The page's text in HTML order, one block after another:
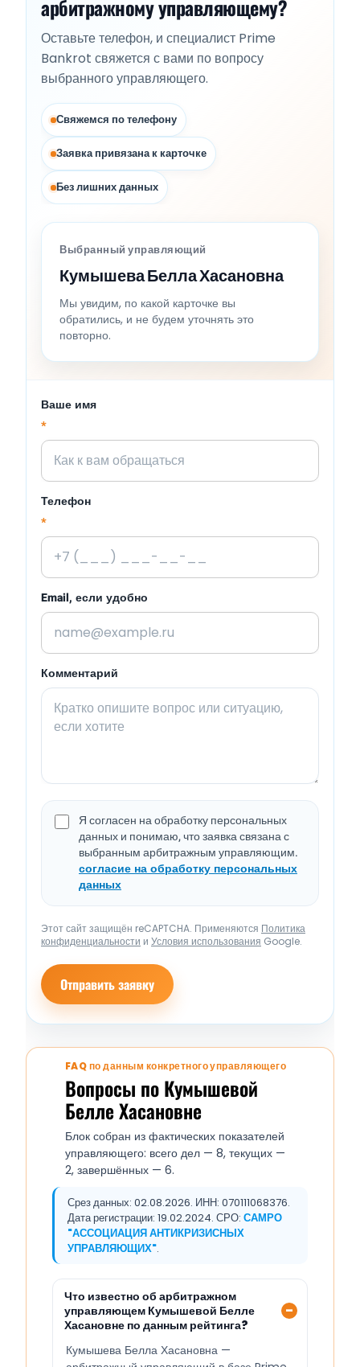
арбитражному управляющему?
Оставьте телефон, и специалист Prime
Bankrot свяжется с вами по вопросу
выбранного управляющего.
Свяжемся по телефону
Заявка привязана к карточке
Без лишних данных
Выбранный управляющий
Кумышева Белла Хасановна
Мы увидим, по какой карточке вы
обратились, и не будем уточнять это
повторно.
Ваше имя
*
Телефон
*
Email, если удобно
Комментарий
Я согласен на обработку персональных
данных и понимаю, что заявка связана с
выбранным арбитражным управляющим.
согласие на обработку персональных
данных
Этот сайт защищён reCAPTCHA. Применяются Политика
конфиденциальности и Условия использования Google.
Отправить заявку
FAQ по данным конкретного управляющего
Вопросы по Кумышевой
Белле Хасановне
Блок собран из фактических показателей
управляющего: всего дел — 8, текущих —
2, завершённых — 6.
Срез данных: 02.08.2026. ИНН: 070111068376.
Дата регистрации: 19.02.2024. СРО: САМРО
"АССОЦИАЦИЯ АНТИКРИЗИСНЫХ
УПРАВЛЯЮЩИХ".
Что известно об арбитражном
управляющем Кумышевой Белле
Хасановне по данным рейтинга?
Кумышева Белла Хасановна —